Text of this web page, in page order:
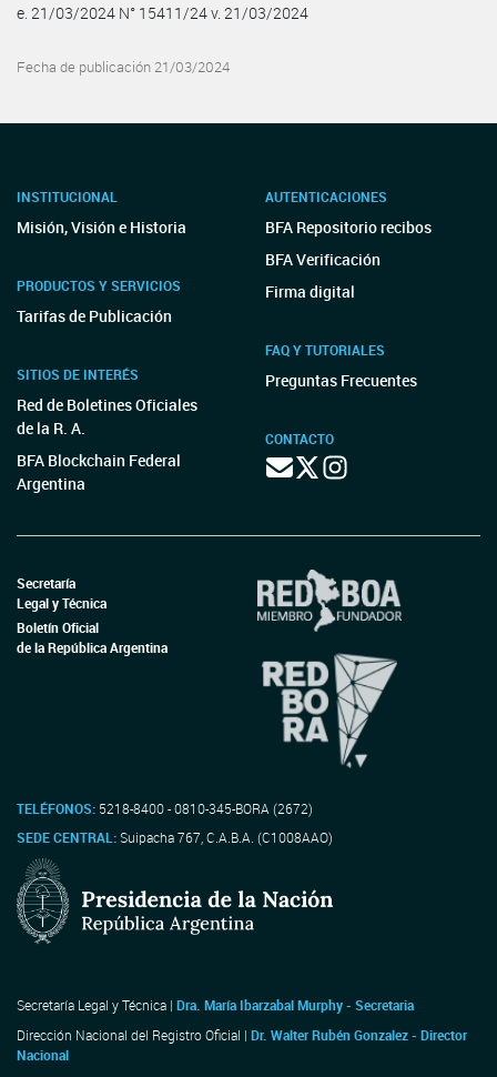
e. 21/03/2024 N° 15411/24 v. 21/03/2024
Fecha de publicación 21/03/2024
INSTITUCIONAL
Misión, Visión e Historia
PRODUCTOS Y SERVICIOS
Tarifas de Publicación
SITIOS DE INTERÉS
Red de Boletines Oficiales
de la R. A.
BFA Blockchain Federal
Argentina
AUTENTICACIONES
BFA Repositorio recibos
BFA Verificación
Firma digital
FAQ Y TUTORIALES
Preguntas Frecuentes
CONTACTO
Secretaría
Legal y Técnica
Boletín Oficial
de la República Argentina
TELÉFONOS: 5218-8400 - 0810-345-BORA (2672)
SEDE CENTRAL:Suipacha 767, C.A.B.A. (C1008AAO)
Secretaría Legal y Técnica | Dra. María Ibarzabal Murphy - Secretaria
Dirección Nacional del Registro Oficial | Dr. Walter Rubén Gonzalez - Director
Nacional